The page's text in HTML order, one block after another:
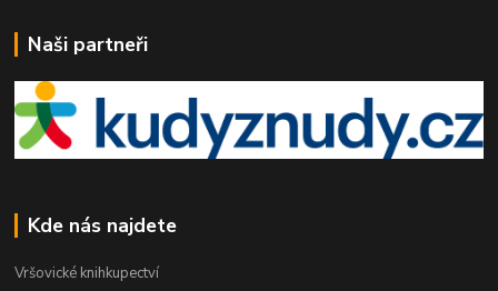
Naši partneři
Kde nás najdete
Vršovické knihkupectví